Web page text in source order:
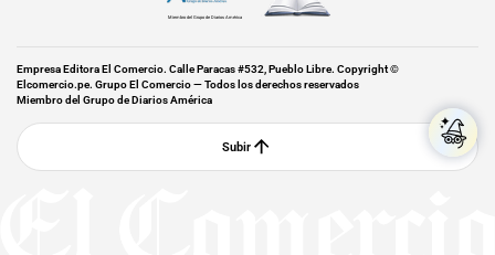
Miembro del Grupo de Diarios América
Empresa Editora El Comercio. Calle Paracas #532, Pueblo Libre. Copyright ©
Elcomercio.pe. Grupo El Comercio — Todos los derechos reservados
Miembro del Grupo de Diarios América
Subir